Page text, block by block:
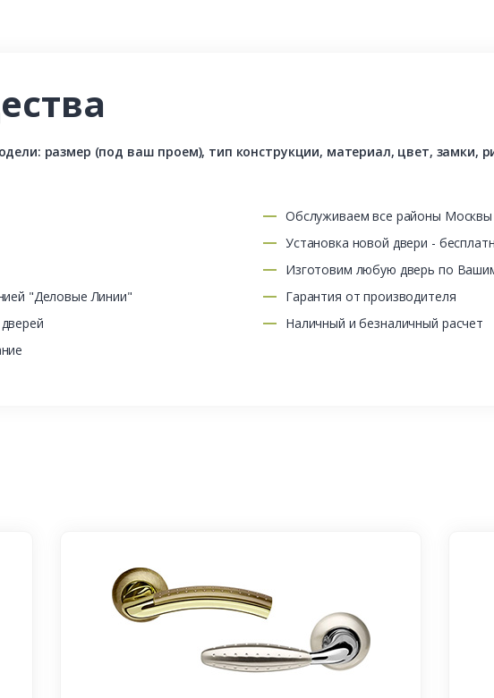
размер (под ваш проем), тип конструкции, материал, цвет, замки,
"Деловые Линии"
Обслуживаем все районы
Установка новой двери -
Изготовим любую дверь по
Гарантия от производителя
Наличный и безналичный расчет